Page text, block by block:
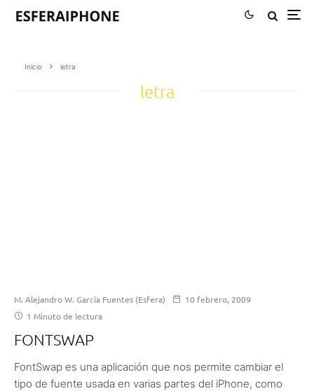
Inicio letra
letra
M. Alejandro W. García Fuentes (Esfera)
10 febrero, 2009
1 Minuto de lectura
FONTSWAP
FontSwap es una aplicación que nos permite cambiar el
tipo de fuente usada en varias partes del iPhone, como